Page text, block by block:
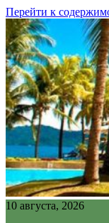
Перейти к
10 августа, 2026